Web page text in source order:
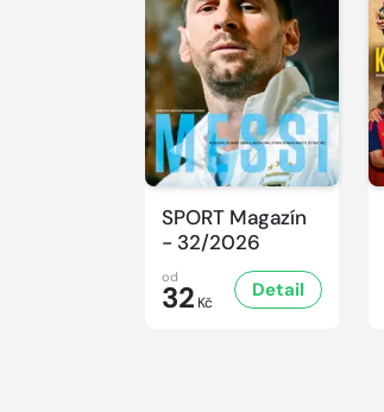
SPORT Magazín
- 32/2026
od
32 Kč
Detail